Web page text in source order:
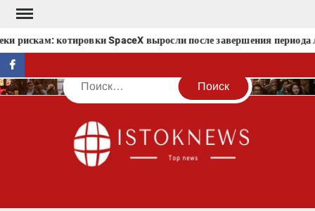
Перейти
содержимому
котировки SpaceX выросли после завершения периода
facebook
Поиск